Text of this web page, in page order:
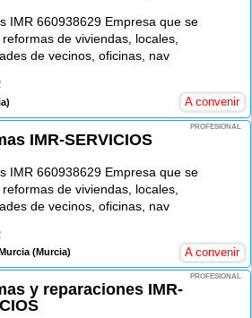
IMR 660938629 Empresa que se
de viviendas, locales,
de vecinos, oficinas, nav
A convenir
PROFESIONAL
IMR-SERVICIOS
IMR 660938629 Empresa que se
de viviendas, locales,
de vecinos, oficinas, nav
(Murcia) A convenir
PROFESIONAL
y reparaciones IMR-